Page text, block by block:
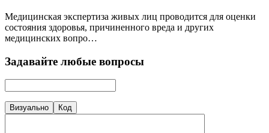
Медицинская экспертиза живых лиц проводится для оценки
состояния здоровья, причиненного вреда и других
медицинских вопро…
Задавайте любые вопросы
Визуально Код